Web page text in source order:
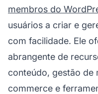
membros do
usuários a criar e
com facilidade. Ele
abrangente de
conteúdo, gestão de
commerce e